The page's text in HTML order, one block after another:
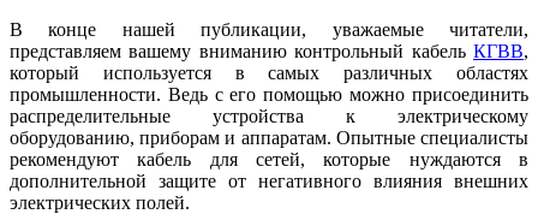
В конце нашей публикации, уважаемые читатели,
представляем вашему вниманию контрольный кабель КГВВ,
который используется в самых различных областях
промышленности. Ведь с его помощью можно присоединить
распределительные устройства к электрическому
оборудованию, приборам и аппаратам. Опытные специалисты
рекомендуют кабель для сетей, которые нуждаются в
дополнительной защите от негативного влияния внешних
электрических полей.